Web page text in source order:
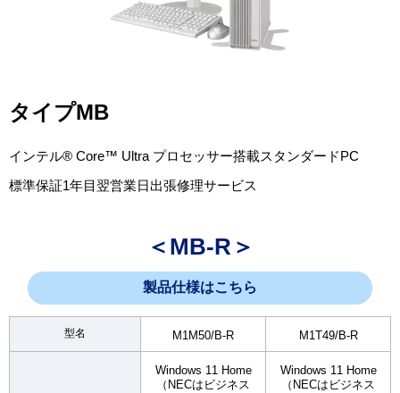
タイプMB
インテル® Core™ Ultra プロセッサー搭載スタンダードPC
標準保証1年目翌営業日出張修理サービス
＜MB-R＞
製品仕様はこちら
型名 M1M50/B-R M1T49/B-R
Windows 11 Home
（NECはビジネス
Windows 11 Home
（NECはビジネス